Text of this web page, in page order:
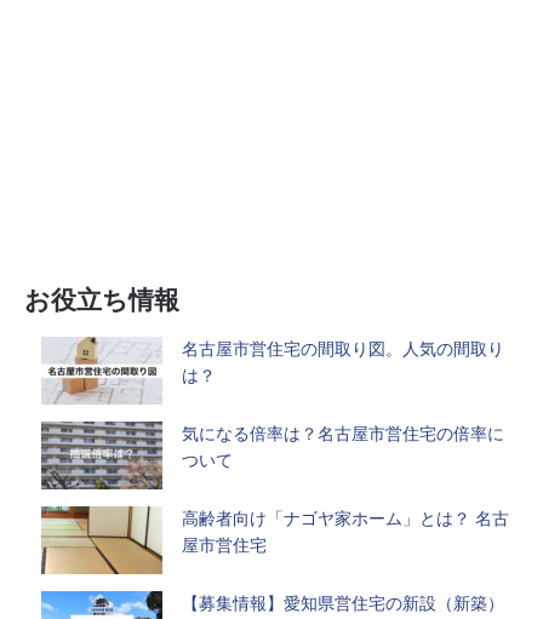
お役立ち情報
名古屋市営住宅の間取り図。人気の間取り
は？
気になる倍率は？名古屋市営住宅の倍率に
ついて
高齢者向け「ナゴヤ家ホーム」とは？ 名古
屋市営住宅
【募集情報】愛知県営住宅の新設（新築）